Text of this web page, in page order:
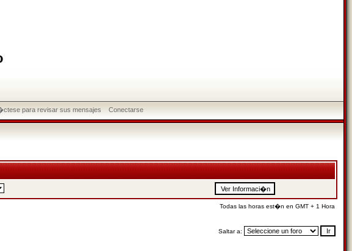
para revisar sus mensajes Conectarse
Todas las horas est�n en GMT + 1 Hora
Saltar a: